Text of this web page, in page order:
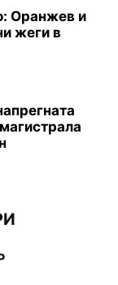
Оранжев и
жеги в